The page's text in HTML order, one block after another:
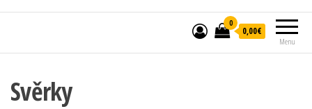
Menu
0
0,00€
Svěrky